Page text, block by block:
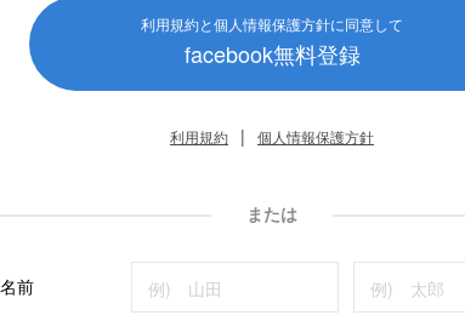
利用規約と個人情報保護方針に同意して
facebook無料登録
利用規約 | 個人情報保護方針
または
前